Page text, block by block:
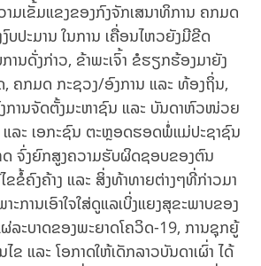
ມເຂັ້ມແຂງຂອງກົງຈັກເສນາທິການ ຄກມດ
ບປະມານ ໃນການ ເຄື່ອນໄຫວຍັງມີຂີດ
ນດັ່ງກ່າວ, ຂ້າພະເຈົ້າ ຂໍຮຽກຮ້ອງມາຍັງ
ຄກມດ ກະຊວງ/ອົງການ ແລະ ທ້ອງຖິ່ນ,
ການຈັດຕັ້ງມະຫາຊົນ ແລະ ບັນດາຫົວໜ່ວຍ
ລະ ເອກະຊົນ ຕະຫຼອດຮອດພໍ່ແມ່ປະຊາຊົນ
ດ ຈົ່ງຍົກສູງຄວາມຮັບຜິດຊອບຂອງຕົນ
ຂຂໍ້ຄົງຄ້າງ ແລະ ສິ່ງທ້າທາຍຕ່າງໆທີ່ກ່າວມາ
ະການເອົາໃຈໃສ່ດູແລເບິ່ງແຍງສຸຂະພາບຂອງ
ຜ່ລະບາດຂອງພະຍາດໂຄວິດ-19, ການຊຸກຍູ້
ໄຂ ແລະ ໂອກາດໃຫ້ເດັກລາວບັນດາເຜົ່າ ໄດ້